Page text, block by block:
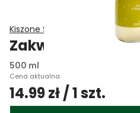
Kiszone Specjały
Zakwas z kapusty
500 ml
Cena aktualna
14.99 zł / 1 szt.